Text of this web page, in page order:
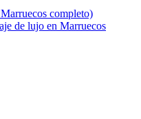
completo)
de lujo en Marruecos